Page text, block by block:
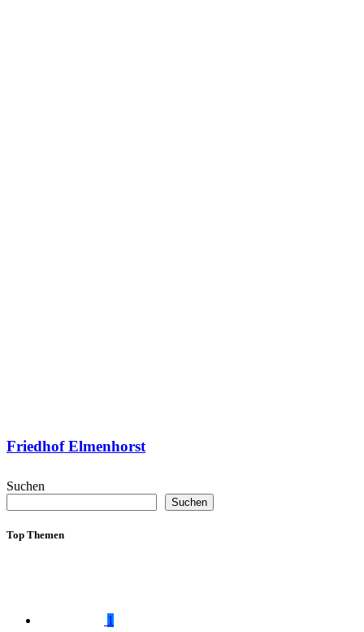
Friedhof Elmenhorst
Suchen
Suchen
Top Themen
1